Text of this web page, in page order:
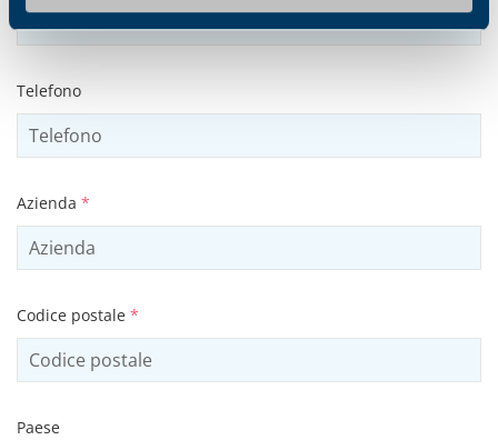
Telefono
Azienda *
Codice postale *
Paese